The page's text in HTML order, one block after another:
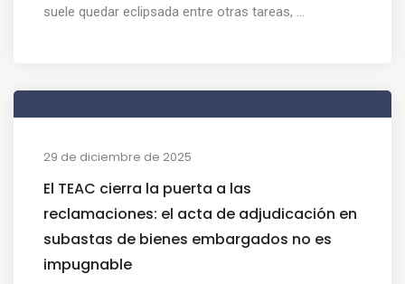
suele quedar eclipsada entre otras tareas, ...
29 de diciembre de 2025
El TEAC cierra la puerta a las
reclamaciones: el acta de adjudicación en
subastas de bienes embargados no es
impugnable